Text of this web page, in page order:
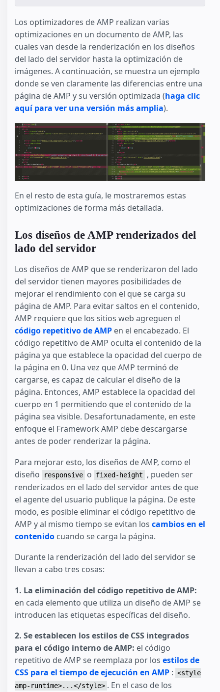
Los optimizadores de AMP realizan varias
optimizaciones en un documento de AMP, las
cuales van desde la renderización en los diseños
del lado del servidor hasta la optimización de
imágenes. A continuación, se muestra un ejemplo
donde se ven claramente las diferencias entre una
página de AMP y su versión optimizada (haga clic
aquí para ver una versión más amplia).
En el resto de esta guía, le mostraremos estas
optimizaciones de forma más detallada.
Los diseños de AMP renderizados del
lado del servidor
Los diseños de AMP que se renderizaron del lado
del servidor tienen mayores posibilidades de
mejorar el rendimiento con el que se carga su
página de AMP. Para evitar saltos en el contenido,
AMP requiere que los sitios web agreguen el
código repetitivo de AMP en el encabezado. El
código repetitivo de AMP oculta el contenido de la
página ya que establece la opacidad del cuerpo de
la página en 0. Una vez que AMP terminó de
cargarse, es capaz de calcular el diseño de la
página. Entonces, AMP establece la opacidad del
cuerpo en 1 permitiendo que el contenido de la
página sea visible. Desafortunadamente, en este
enfoque el Framework AMP debe descargarse
antes de poder renderizar la página.
Para mejorar esto, los diseños de AMP, como el
diseño
responsive o fixed-height
, pueden ser
renderizados en el lado del servidor antes de que
el agente del usuario publique la página. De este
modo, es posible eliminar el código repetitivo de
AMP y al mismo tiempo se evitan los cambios en el
contenido cuando se carga la página.
Durante la renderización del lado del servidor se
llevan a cabo tres cosas:
1. La eliminación del código repetitivo de AMP:
en cada elemento que utiliza un diseño de AMP se
introducen las etiquetas específicas del diseño.
2. Se establecen los estilos de CSS integrados
para el código interno de AMP: el código
repetitivo de AMP se reemplaza por los estilos de
CSS para el tiempo de ejecución en AMP : <style
amp-runtime>...</style> . En el caso de los